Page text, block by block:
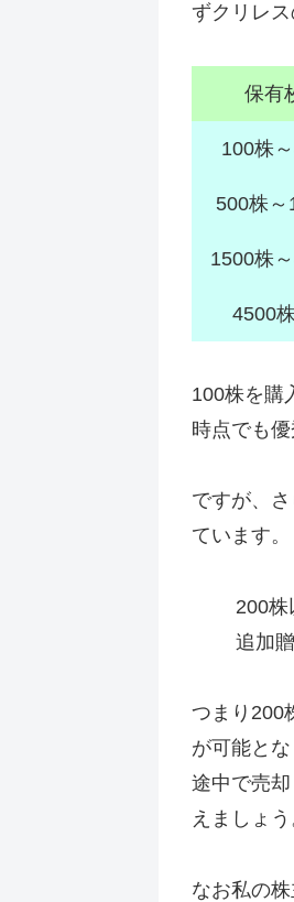
ずクリレ
保有
100株
500株～
1500株
4500
100株を購
時点でも
ですが、
ています。
200
追加
つまり200
が可能と
途中で売
えましょう
なお私の